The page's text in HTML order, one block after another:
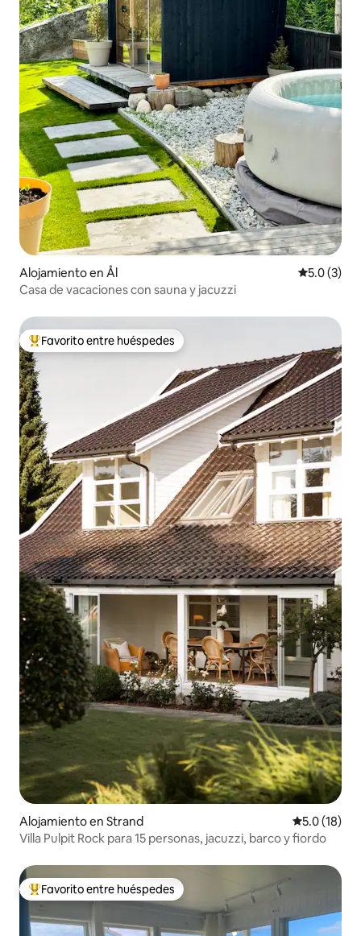
Alojamiento en Ål
5.0 (3)
Casa de vacaciones con sauna y jacuzzi
Favorito entre huéspedes preferido
Favorito entre huéspedes
Alojamiento en Strand Calificación
5.0 (18)
Villa Pulpit Rock para 15 personas, jacuzzi, barco y fiordo
Favorito entre huéspedes preferido
Favorito entre huéspedes